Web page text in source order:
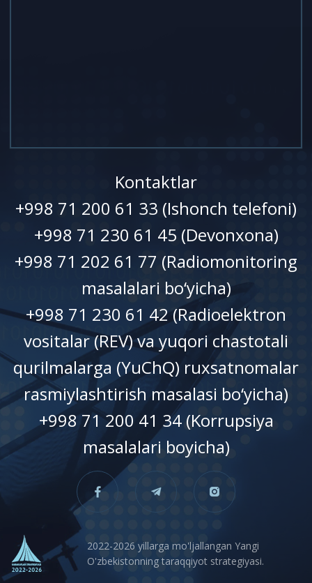
Kontaktlar
+998 71 200 61 33 (Ishonch telefoni)
+998 71 230 61 45 (Devonxonа)
+998 71 202 61 77 (Radiomonitoring
masalalari bo‘yicha)
+998 71 230 61 42 (Radioelektron
vositalar (REV) va yuqori chastotali
qurilmalarga (YuChQ) ruxsatnomalar
rasmiylashtirish masalasi bo‘yicha)
+998 71 200 41 34 (Korrupsiya
masalalari boyicha)
2022-2026 yillarga mo'ljallangan Yangi
O'zbekistonning taraqqiyot strategiyasi.